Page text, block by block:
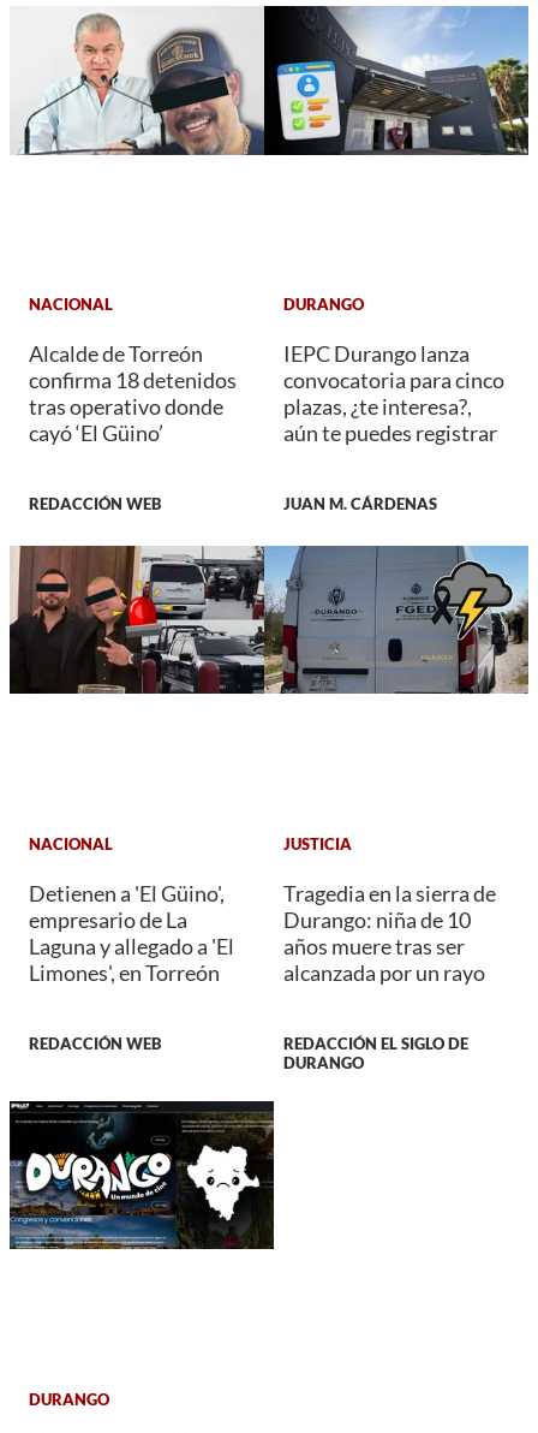
NACIONAL
Alcalde de Torreón
confirma 18 detenidos
tras operativo donde
cayó ‘El Güino’
REDACCIÓN WEB
DURANGO
IEPC Durango lanza
convocatoria para cinco
plazas, ¿te interesa?,
aún te puedes registrar
JUAN M. CÁRDENAS
NACIONAL
Detienen a 'El Güino',
empresario de La
Laguna y allegado a 'El
Limones', en Torreón
REDACCIÓN WEB
JUSTICIA
Tragedia en la sierra de
Durango: niña de 10
años muere tras ser
alcanzada por un rayo
REDACCIÓN EL SIGLO DE
DURANGO
DURANGO